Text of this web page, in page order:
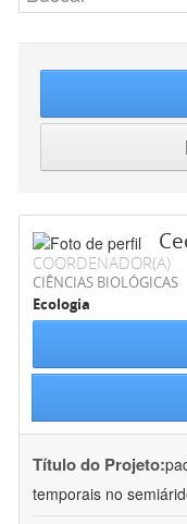
COORDENADOR(A)
CIÊNCIAS BIOLÓGICAS
Ecologia
Título do Projeto:
temporais no